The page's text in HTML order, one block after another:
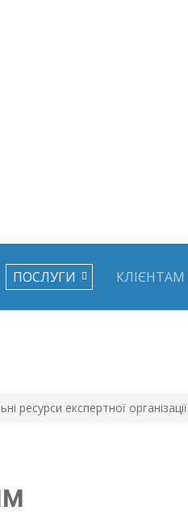
ПОСЛУГИ КЛІЄНТАМ
ресурси експертної організації